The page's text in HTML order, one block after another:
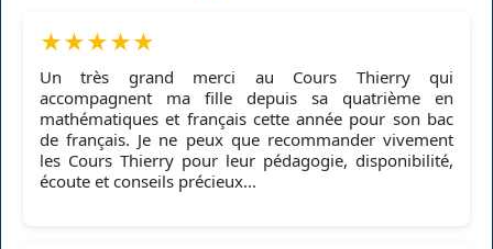
★★★★★
Un très grand merci au Cours Thierry qui
accompagnent ma fille depuis sa quatrième en
mathématiques et français cette année pour son bac
de français. Je ne peux que recommander vivement
les Cours Thierry pour leur pédagogie, disponibilité,
écoute et conseils précieux...